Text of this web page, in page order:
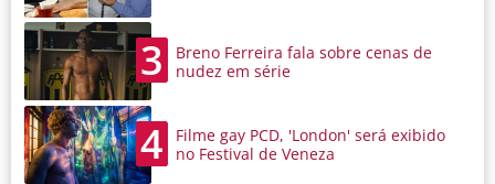
3
Breno Ferreira fala sobre cenas de
nudez em série
4
Filme gay PCD, 'London' será exibido
no Festival de Veneza